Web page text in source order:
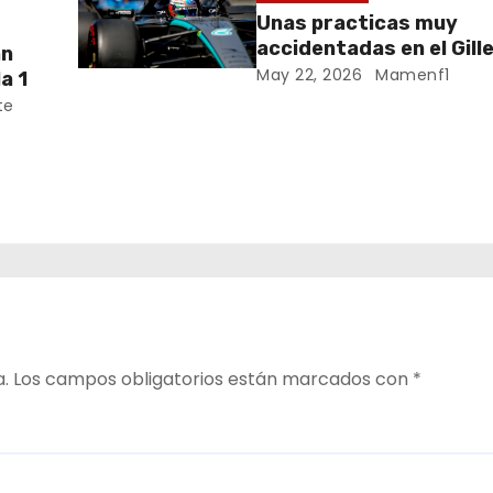
1
Unas practicas muy
accidentadas en el
Villeneuve deja a Fernando en
May 22, 2026 Mamenf1
Los campos obligatorios están marcados con *